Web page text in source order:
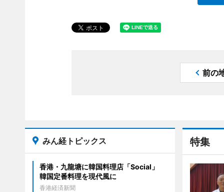
前の
特集
みん経トピックス
香港・九龍塘に韓国料理店「Social」
韓国定番料理を現代風に
香港経済新聞